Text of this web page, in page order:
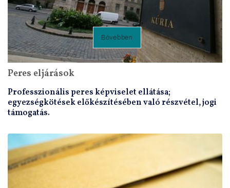
Bővebben
Peres eljárások
Professzionális peres képviselet ellátása;
egyezségkötések előkészítésében való részvétel, jogi
támogatás.